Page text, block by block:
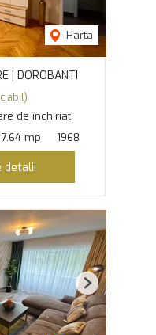
Harta
| DOROBANTI
de închiriat
mp 1968
detalii
Next